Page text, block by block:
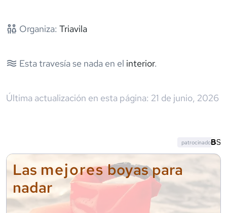
Organiza: Triavila
Esta travesía se nada en el interior.
Última actualización en esta página: 21 de junio, 2026
Las mejoresboyas para
nadar
patrocinado